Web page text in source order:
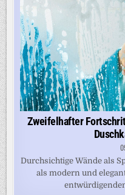
Zweifelhafter
Durchsichtige Wände als
als modern und